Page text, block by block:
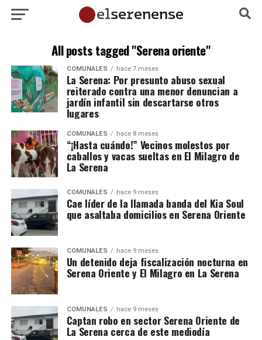
All posts tagged "Serena oriente"
COMUNALES hace 7 meses
La Serena: Por presunto abuso sexual
reiterado contra una menor denuncian a
jardín infantil sin descartarse otros
lugares
COMUNALES hace 8 meses
“¡Hasta cuándo!” Vecinos molestos por
caballos y vacas sueltas en El Milagro de
La Serena
COMUNALES hace 9 meses
Cae líder de la llamada banda del Kia Soul
que asaltaba domicilios en Serena Oriente
COMUNALES hace 9 meses
Un detenido deja fiscalización nocturna en
Serena Oriente y El Milagro en La Serena
COMUNALES hace 9 meses
Captan robo en sector Serena Oriente de
La Serena cerca de este mediodía